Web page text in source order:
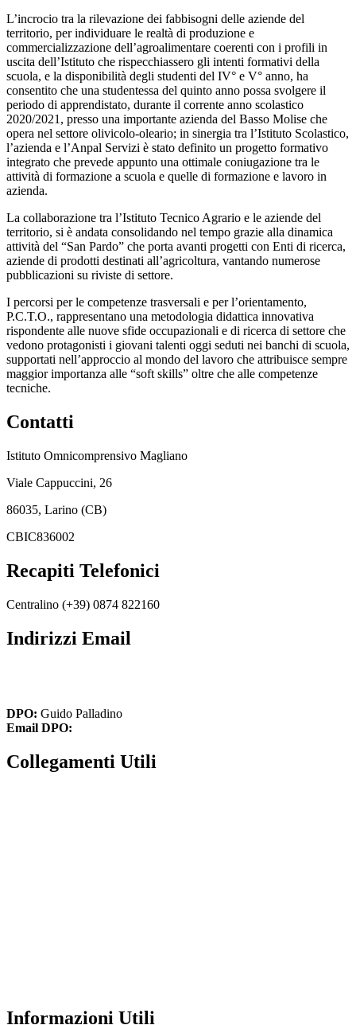
L’incrocio tra la rilevazione dei fabbisogni delle aziende del
territorio, per individuare le realtà di produzione e
commercializzazione dell’agroalimentare coerenti con i profili in
uscita dell’Istituto che rispecchiassero gli intenti formativi della
scuola, e la disponibilità degli studenti del IV° e V° anno, ha
consentito che una studentessa del quinto anno possa svolgere il
periodo di apprendistato, durante il corrente anno scolastico
2020/2021, presso una importante azienda del Basso Molise che
opera nel settore olivicolo-oleario; in sinergia tra l’Istituto Scolastico,
l’azienda e l’Anpal Servizi è stato definito un progetto formativo
integrato che prevede appunto una ottimale coniugazione tra le
attività di formazione a scuola e quelle di formazione e lavoro in
azienda.
La collaborazione tra l’Istituto Tecnico Agrario e le aziende del
territorio, si è andata consolidando nel tempo grazie alla dinamica
attività del “San Pardo” che porta avanti progetti con Enti di ricerca,
aziende di prodotti destinati all’agricoltura, vantando numerose
pubblicazioni su riviste di settore.
I percorsi per le competenze trasversali e per l’orientamento,
P.C.T.O., rappresentano una metodologia didattica innovativa
rispondente alle nuove sfide occupazionali e di ricerca di settore che
vedono protagonisti i giovani talenti oggi seduti nei banchi di scuola,
supportati nell’approccio al mondo del lavoro che attribuisce sempre
maggior importanza alle “soft skills” oltre che alle competenze
tecniche.
Contatti
Istituto Omnicomprensivo Magliano
Viale Cappuccini, 26
86035, Larino (CB)
CBIC836002
Recapiti Telefonici
Centralino (+39) 0874 822160
Indirizzi Email
DPO: Guido Palladino
Email DPO:
Collegamenti Utili
Informazioni Utili